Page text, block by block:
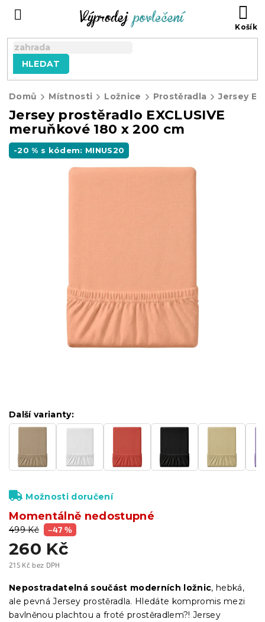
HLEDAT
Domů Místnosti Ložnice Prostěradla Jersey
Jersey prostěradlo EXCLUSIVE
meruňkové 180 x 200 cm
-20 % s kódem: MINUS20
499 Kč –47 %
260 Kč
215 Kč bez DPH
cena:
Momentálně nedostupné
Další varianty:
Možnosti doručení
Nepostradatelná součást moderních ložnic, hebká,
ale pevná Jersey prostěradla. Hledáte kompromis mezi
bavlněnou plachtou a froté prostěradlem?! Jersey